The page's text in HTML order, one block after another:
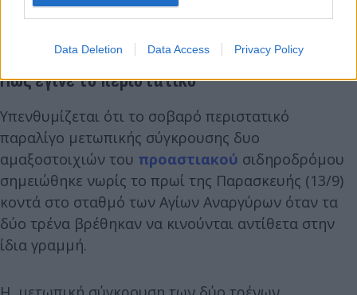
Data Deletion Data Access Privacy Policy
αδίκημα των επικίνδυνων παρεμβάσεων στη
Πώς έγινε το περιστατικό
Υπενθυμίζεται ότι το σοβαρό περιστατικό
παραλίγο μετωπικής σύγκρουσης δυο
αμαξοστοιχιών του προαστιακού σιδηροδρόμου
σημειώθηκε νωρίς το πρωί της Παρασκευής (13/9)
κοντά στο σταθμό των Αγίων Αναργύρων όταν τα
δύο τρένα βρέθηκαν να κινούνται αντίθετα στην
ίδια γραμμή.